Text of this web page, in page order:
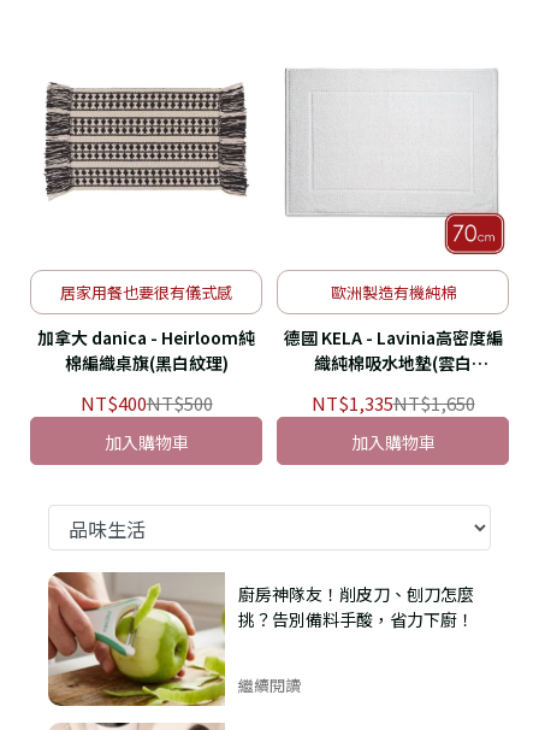
居家用餐也要很有儀式感
加拿大 danica - Heirloom純
棉編織桌旗(黑白紋理)
NT$400NT$500
加入購物車
歐洲製造有機純棉
德國 KELA - Lavinia高密度編
織純棉吸水地墊(雲白
NT$1,335NT$1,650
加入購物車
廚房神隊友！削皮刀、刨刀怎麼
挑？告別備料手酸，省力下廚！
繼續閱讀